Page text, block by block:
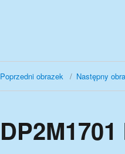
Poprzedni obrazek Następny